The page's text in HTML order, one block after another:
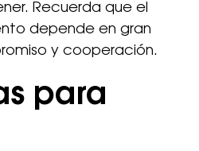
Recuerda que el
depende en gran
y cooperación.
para